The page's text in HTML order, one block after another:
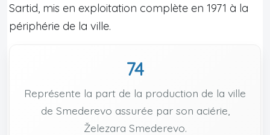
Sartid, mis en exploitation complète en 1971 à la
périphérie de la ville.
74
Représente la part de la production de la ville
de Smederevo assurée par son aciérie,
Železara Smederevo.